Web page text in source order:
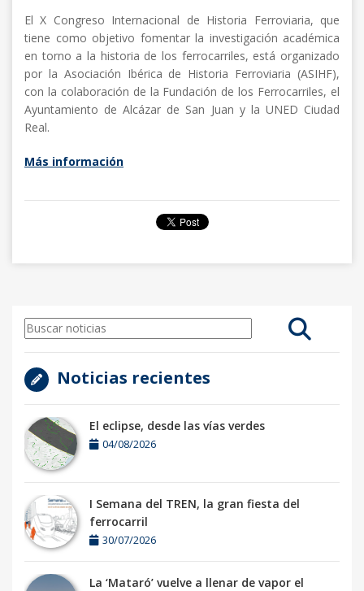
El X Congreso Internacional de Historia Ferroviaria, que
tiene como objetivo fomentar la investigación académica
en torno a la historia de los ferrocarriles, está organizado
por la Asociación Ibérica de Historia Ferroviaria (ASIHF),
con la colaboración de la Fundación de los Ferrocarriles, el
Ayuntamiento de Alcázar de San Juan y la UNED Ciudad
Real.
Más información
Noticias recientes
El eclipse, desde las vías verdes
04/08/2026
I Semana del TREN, la gran fiesta del
ferrocarril
30/07/2026
La ‘Mataró’ vuelve a llenar de vapor el